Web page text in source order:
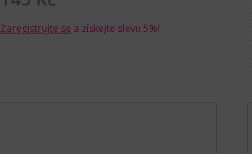
Zaregistrujte se a získejte slevu 5%!